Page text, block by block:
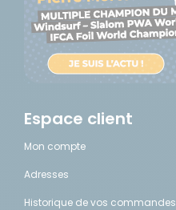
Espace client
Mon compte
Adresses
Historique de vos commandes